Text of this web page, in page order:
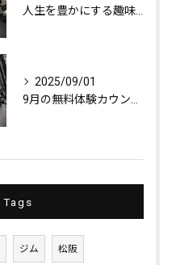
2025/09/01
Tags
ジム 松阪